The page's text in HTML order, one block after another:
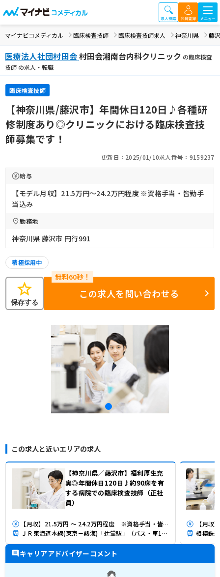
マイナビコメディカル 臨床検査技師 臨床検査技師求人 神奈川県 藤
医療法人社団村田会村田会湘南台内科クリニック の臨床検査
技師 の求人・転職
臨床検査技師
【神奈川県/藤沢市】年間休日120日♪各種研
修制度あり◎クリニックにおける臨床検査技
師募集です！
更新日：2025/01/10求人番号：9159237
給与
【モデル月収】21.5万円〜24.2万円程度 ※資格手当・皆勤手
当込み
勤務地
神奈川県 藤沢市 円行991
積極採用中
star
保存する
この求人を問い合わせる
この求人と近いエリアの求人
【神奈川県／藤沢市】福利厚生充
実◎年間休日120日♪約90床を有
する病院での臨床検査技師（正社
員）
【月収】21.5万円 ～ 24.2万円程度 ※資格手当・皆勤手当含む
ＪＲ東海道本線(東京－熱海)「辻堂駅」（バス・車11分）
【月収
相模鉄
キャリアアドバイザーコメント